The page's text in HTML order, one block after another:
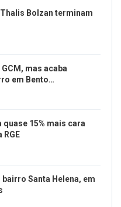
Bolzan terminam
mas acaba
em Bento…
quase 15% mais cara
Santa Helena, em